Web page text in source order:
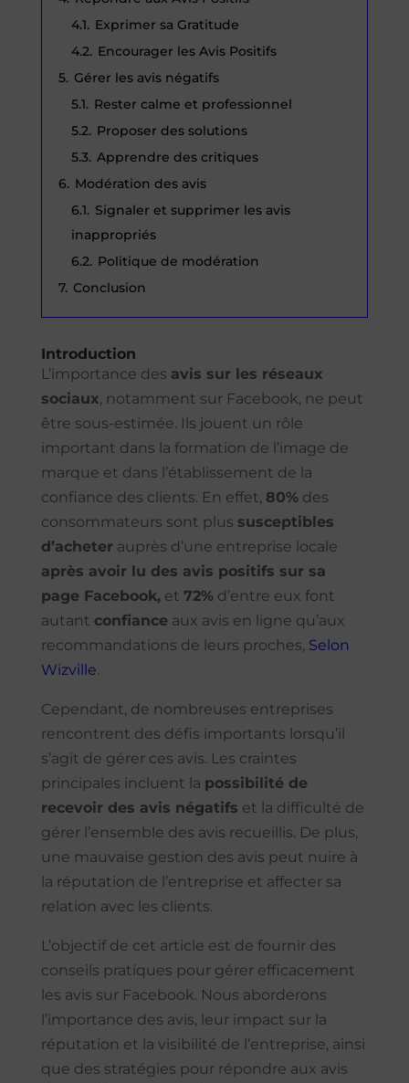
4.1. Exprimer sa Gratitude
4.2. Encourager les Avis Positifs
5. Gérer les avis négatifs
5.1. Rester calme et professionnel
5.2. Proposer des solutions
5.3. Apprendre des critiques
6. Modération des avis
6.1. Signaler et supprimer les avis
inappropriés
6.2. Politique de modération
7. Conclusion
Introduction
L’importance des avis sur les réseaux
sociaux, notamment sur Facebook, ne peut
être sous-estimée. Ils jouent un rôle
important dans la formation de l’image de
marque et dans l’établissement de la
confiance des clients. En effet, 80%des
consommateurs sont plus susceptibles
d’acheter auprès d’une entreprise locale
après avoir lu des avis positifs sur sa
page Facebook,et 72%d’entre eux font
autant confianceaux avis en ligne qu’aux
recommandations de leurs proches, Selon
Wizville.
Cependant, de nombreuses entreprises
rencontrent des défis importants lorsqu’il
s’agit de gérer ces avis. Les craintes
principales incluent la possibilité de
recevoir des avis négatifs et la difficulté de
gérer l’ensemble des avis recueillis. De plus,
une mauvaise gestion des avis peut nuire à
la réputation de l’entreprise et affecter sa
relation avec les clients.
L’objectif de cet article est de fournir des
conseils pratiques pour gérer efficacement
les avis sur Facebook. Nous aborderons
l’importance des avis, leur impact sur la
réputation et la visibilité de l’entreprise, ainsi
que des stratégies pour répondre aux avis